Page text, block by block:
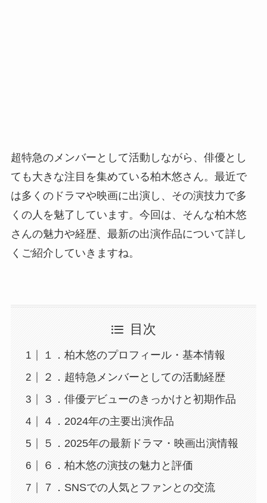
超特急のメンバーとして活動しながら、俳優とし
ても大きな注目を集めている柏木悠さん。最近で
は多くのドラマや映画に出演し、その演技力で多
くの人を魅了しています。今回は、そんな柏木悠
さんの魅力や経歴、最新の出演作品について詳し
くご紹介していきますね。
目次
１．柏木悠のプロフィール・基本情報
２．超特急メンバーとしての活動経歴
３．俳優デビューのきっかけと初期作品
４．2024年の主要出演作品
５．2025年の最新ドラマ・映画出演情報
６．柏木悠の演技の魅力と評価
７．SNSでの人気とファンとの交流